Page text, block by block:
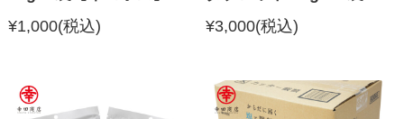
¥1,000(税込)
¥3,000(税込)